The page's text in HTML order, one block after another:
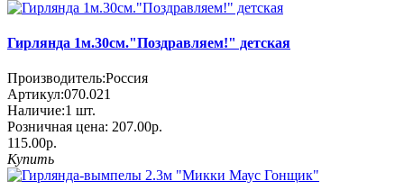
Гирлянда 1м.30см."Поздравляем!" детская
Производитель:Россия
Артикул:070.021
Наличие:1 шт.
Розничная цена: 207.00р.
115.00р.
Купить